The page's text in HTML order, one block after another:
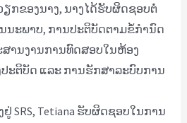
ກຂອງນາງ, ນາງໄດ້ຮັບຜິດຊອບຕໍ່
ະພາບ, ການປະຕິບັດຕາມຂໍ້ກຳນົດ
ານງານການທົດສອບໃນຫ້ອງ
ະຕິບັດ ແລະ ການຮັກສາລະບົບການ
SRS, Tetiana ຮັບຜິດຊອບໃນການ